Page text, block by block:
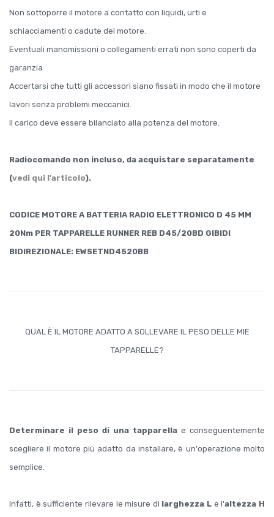
Non sottoporre il motore a contatto con liquidi, urti e
schiacciamenti o cadute del motore.
Eventuali manomissioni o collegamenti errati non sono coperti da
garanzia
Accertarsi che tutti gli accessori siano fissati in modo che il motore
lavori senza problemi meccanici.
Il carico deve essere bilanciato alla potenza del motore.
Radiocomando non incluso, da acquistare separatamente
(vedi qui l'articolo).
CODICE MOTORE A BATTERIA RADIO ELETTRONICO D 45 MM
20Nm PER TAPPARELLE RUNNER REB D45/20BD GIBIDI
BIDIREZIONALE: EWSETND4520BB
QUAL È IL MOTORE ADATTO A SOLLEVARE IL PESO DELLE MIE
TAPPARELLE?
Determinare il peso di una tapparella e conseguentemente
scegliere il motore più adatto da installare, è un'operazione molto
semplice.
Infatti, è sufficiente rilevare le misure di larghezza L e l'altezza H